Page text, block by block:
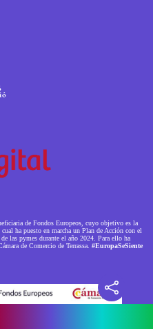
de Fondos Europeos, cuyo objetivo es la
ha puesto en marcha un Plan de Acción con el
las pymes durante el año 2024. Para ello ha
de Comercio de Terrassa. #EuropaSeSiente